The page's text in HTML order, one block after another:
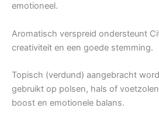
emotioneel.
Aromatisch verspreid ondersteunt
creativiteit en een goede stemming.
Topisch (verdund) aangebracht
gebruikt op polsen, hals of
boost en emotionele balans.